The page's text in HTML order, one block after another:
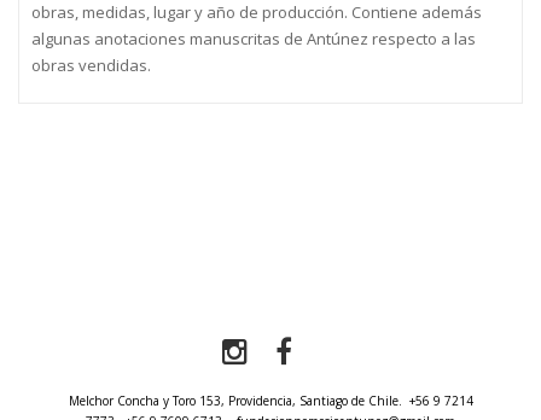
obras, medidas, lugar y año de producción. Contiene además
algunas anotaciones manuscritas de Antúnez respecto a las
obras vendidas.
Melchor Concha y Toro 153, Providencia, Santiago de Chile. +56 9 7214